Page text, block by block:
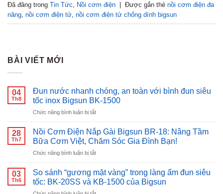
Đã đăng trong Tin Tức Nồi cơm điện | Được gắn thẻ nồi cơm điện đa
năng nồi cơm điện tử nồi cơm điện tử chống dính bigsun
BÀI VIẾT MỚI
04
Th8
Đun nước nhanh chóng, an toàn với bình đun siêu
tốc inox Bigsun BK-1500
Chức năng bình luận bị tắtở
nước
nhanh
chóng,
an
với
bình
28
Th7
Nồi Cơm Điện Nắp Gài Bigsun BR-18: Nâng Tầm
Bữa Cơm Việt, Chăm Sóc Gia Đình Bạn!
Chức năng bình luận bị tắtở
Cơm
Điện
Nắp
03
Th6
So sánh “gương mặt vàng” trong làng ấm đun siêu
tốc: BK-20SS và KB-1500 của Bigsun